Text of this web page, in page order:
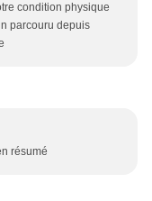
condition physique
parcouru depuis
résumé